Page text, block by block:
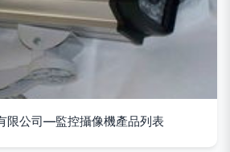
限公司—監控攝像機產品列表